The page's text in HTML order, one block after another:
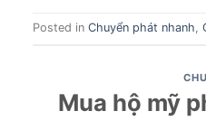
Posted in Chuyển phát nhanh,
Mua hộ mỹ